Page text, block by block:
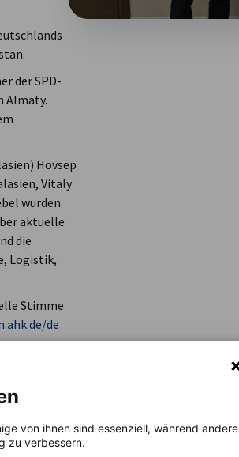
der SPD-
Almaty.
Hovsep
Vitaly
wurden
aktuelle
die
Logistik,
Stimme
de
von ihnen sind essenziell, während andere
zu verbessern.